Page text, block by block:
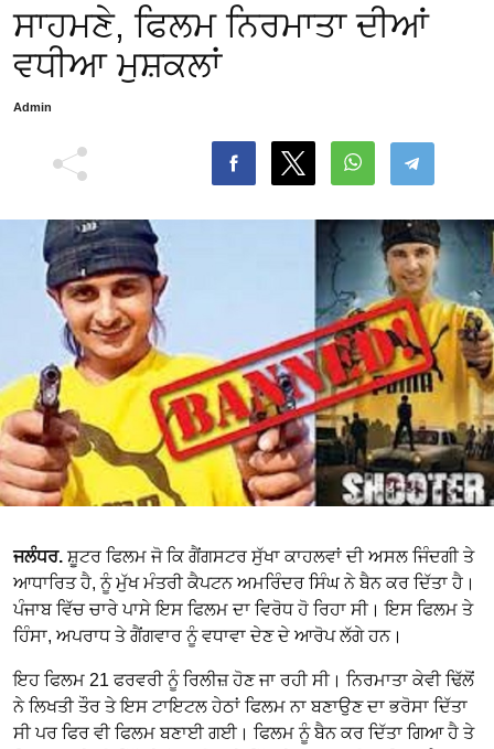
ਸਾਹਮਣੇ, ਫਿਲਮ ਨਿਰਮਾਤਾ ਦੀਆਂ
ਵਧੀਆ ਮੁਸ਼ਕਲਾਂ
Admin
ਜਲੰਧਰ. ਸ਼ੂਟਰ ਫਿਲਮ ਜੋ ਕਿ ਗੈਂਗਸਟਰ ਸੁੱਖਾ ਕਾਹਲਵਾਂ ਦੀ ਅਸਲ ਜਿੰਦਗੀ ਤੇ
ਆਧਾਰਿਤ ਹੈ, ਨੂੰ ਮੁੱਖ ਮੰਤਰੀ ਕੈਪਟਨ ਅਮਰਿੰਦਰ ਸਿੰਘ ਨੇ ਬੈਨ ਕਰ ਦਿੱਤਾ ਹੈ।
ਪੰਜਾਬ ਵਿੱਚ ਚਾਰੇ ਪਾਸੇ ਇਸ ਫਿਲਮ ਦਾ ਵਿਰੋਧ ਹੋ ਰਿਹਾ ਸੀ। ਇਸ ਫਿਲਮ ਤੇ
ਹਿੰਸਾ, ਅਪਰਾਧ ਤੇ ਗੈਂਗਵਾਰ ਨੂੰ ਵਧਾਵਾ ਦੇਣ ਦੇ ਆਰੋਪ ਲੱਗੇ ਹਨ।
ਇਹ ਫਿਲਮ 21 ਫਰਵਰੀ ਨੂੰ ਰਿਲੀਜ਼ ਹੋਣ ਜਾ ਰਹੀ ਸੀ। ਨਿਰਮਾਤਾ ਕੇਵੀ ਢਿੱਲੋਂ
ਨੇ ਲਿਖਤੀ ਤੌਰ ਤੇ ਇਸ ਟਾਇਟਲ ਹੇਠਾਂ ਫਿਲਮ ਨਾ ਬਣਾਉਣ ਦਾ ਭਰੋਸਾ ਦਿੱਤਾ
ਸੀ ਪਰ ਫਿਰ ਵੀ ਫਿਲਮ ਬਣਾਈ ਗਈ। ਫਿਲਮ ਨੂੰ ਬੈਨ ਕਰ ਦਿੱਤਾ ਗਿਆ ਹੈ ਤੇ